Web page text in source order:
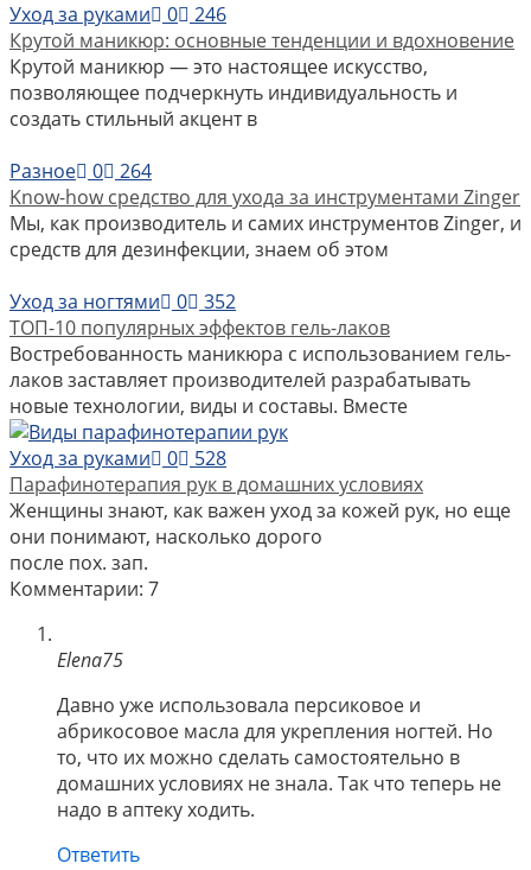
Уход за руками
0
246
Крутой маникюр: основные тенденции и вдохновение
Крутой маникюр — это настоящее искусство,
позволяющее подчеркнуть индивидуальность и
создать стильный акцент в
Разное
0
264
Know-how средство для ухода за инструментами Zinger
Мы, как производитель и самих инструментов Zinger, и
средств для дезинфекции, знаем об этом
Уход за ногтями
0
352
ТОП-10 популярных эффектов гель-лаков
Востребованность маникюра с использованием гель-
лаков заставляет производителей разрабатывать
новые технологии, виды и составы. Вместе
Уход за руками
0
528
Парафинотерапия рук в домашних условиях
Женщины знают, как важен уход за кожей рук, но еще
они понимают, насколько дорого
после пох. зап.
Комментарии: 7
Elena75
Давно уже использовала персиковое и
абрикосовое масла для укрепления ногтей. Но
то, что их можно сделать самостоятельно в
домашних условиях не знала. Так что теперь не
надо в аптеку ходить.
Ответить